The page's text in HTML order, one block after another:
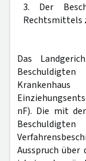
3. Der
Rechtsmittels
Das
nF). Die mit
Ausspruch